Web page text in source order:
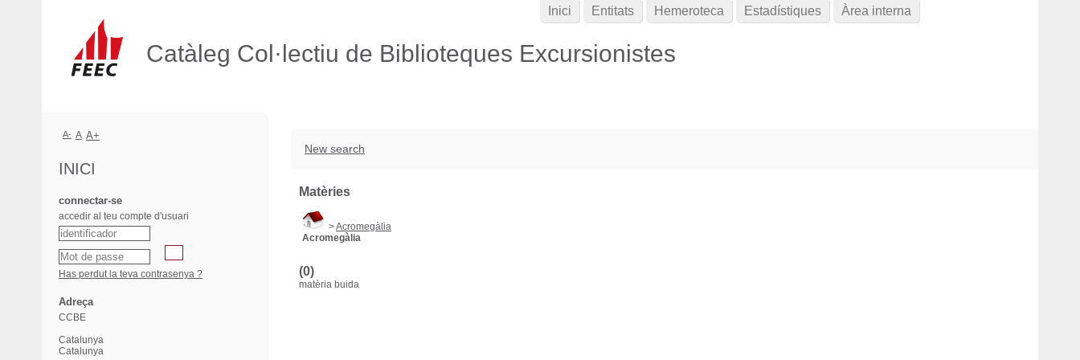
Catàleg Col·lectiu de Biblioteques Excursionistes
New search
Matèries
>Acromegàlia
Acromegàlia
(0)
matèria buida
Inici Entitats Hemeroteca Estadístiques Àrea interna
A- A A+
INICI
connectar-se
accedir al teu compte d'usuari
Has perdut la teva contrasenya ?
Adreça
CCBE
Catalunya
Catalunya